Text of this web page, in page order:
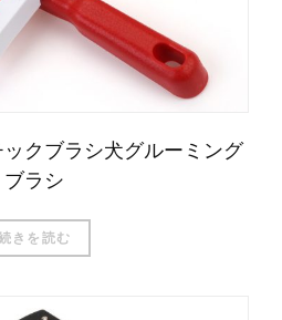
クブラシ犬グルーミング
ブラシ
きを読む